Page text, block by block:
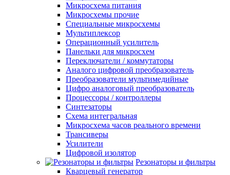
Микросхема питания
Микросхемы прочие
Специальные микросхемы
Мультиплексор
Операционный усилитель
Панельки для микросхем
Переключатели / коммутаторы
Аналого цифровой преобразователь
Преобразователи мультимедийные
Цифро аналоговый преобразователь
Процессоры / контроллеры
Синтезаторы
Схема интегральная
Микросхема часов реального времени
Трансиверы
Усилители
Цифровой изолятор
Резонаторы и фильтры
Кварцевый генератор